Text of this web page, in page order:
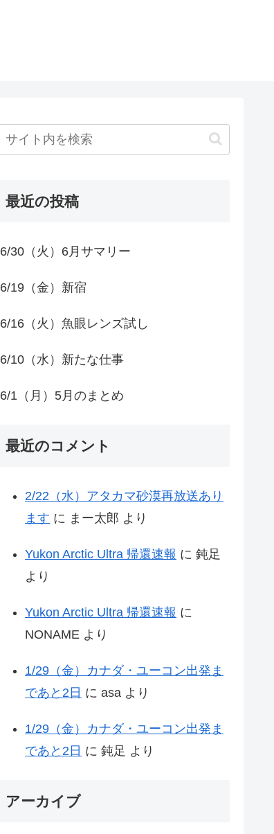
最近の投稿
6/30（火）6月サマリー
6/19（金）新宿
6/16（火）魚眼レンズ試し
6/10（水）新たな仕事
6/1（月）5月のまとめ
最近のコメント
2/22（水）アタカマ砂漠再放送あり
ます に まー太郎 より
Yukon Arctic Ultra 帰還速報 に 鈍足
より
Yukon Arctic Ultra 帰還速報 に
NONAME より
1/29（金）カナダ・ユーコン出発ま
であと2日 に asa より
1/29（金）カナダ・ユーコン出発ま
であと2日 に 鈍足 より
アーカイブ